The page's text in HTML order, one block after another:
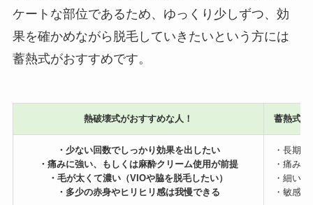
ケートな部位であるため、ゆっくり少しずつ、効
果を確かめながら脱毛していきたいという方には
蓄熱式がおすすめです。
熱破壊式がおすすめな人！ 蓄熱式が
・少ない回数でしっかり効果を出したい
・痛みに強い、もしくは麻酔クリーム使用が前提
・毛が太くて濃い（VIOや脇を脱毛したい）
・多少の赤身やヒリヒリ感は我慢できる
・長期
・痛み
・細い
・敏感